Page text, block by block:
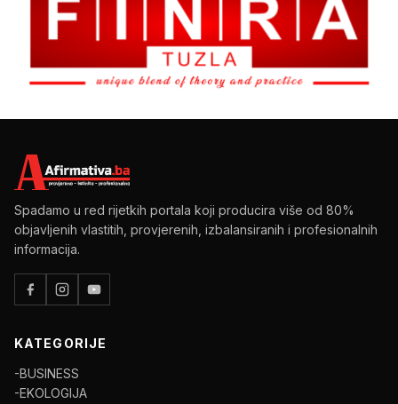
Spadamo u red rijetkih portala koji producira više od 80%
objavljenih vlastitih, provjerenih, izbalansiranih i profesionalnih
informacija.
KATEGORIJE
-BUSINESS
-EKOLOGIJA